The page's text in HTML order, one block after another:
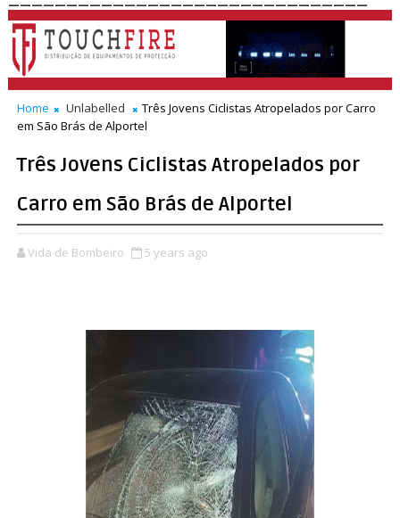
Home Unlabelled
Três Jovens Ciclistas Atropelados por Carro
em São Brás de Alportel
Três Jovens Ciclistas Atropelados por
Carro em São Brás de Alportel
Vida de Bombeiro 5 years ago